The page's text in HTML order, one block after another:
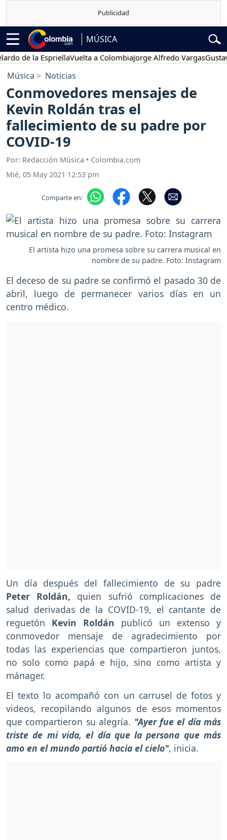
MÚSICA
de la EspriellaVuelta a ColombiaJorge Alfredo VargasGustavo
Música Noticias
Conmovedores mensajes de
Kevin Roldán tras el
fallecimiento de su padre por
COVID-19
Por: Redacción Música • Colombia.com
Mié, 05 May 2021 12:53 pm
Comparte en:
El artista hizo una promesa sobre su carrera musical en
nombre de su padre. Foto: Instagram
El deceso de su padre se confirmó el pasado 30 de
abril, luego de permanecer varios días en un
centro médico.
Un día después del fallecimiento de su padre
Peter Roldán, quien sufrió complicaciones de
salud derivadas de la COVID-19, el cantante de
reguetón Kevin Roldán publicó un extenso y
conmovedor mensaje de agradecimiento por
todas las experiencias que compartieron juntos,
no solo como papá e hijo, sino como artista y
mánager.
El texto lo acompañó con un carrusel de fotos y
videos, recopilando algunos de esos momentos
que compartieron su alegría. "Ayer fue el día más
triste de mi vida, el día que la persona que más
amo en el mundo partió hacia el cielo", inicia.